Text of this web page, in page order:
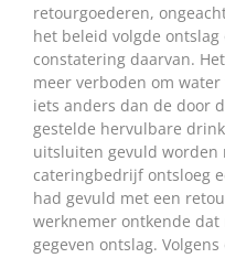
retourgoederen,
het beleid volgde
constatering daarvan.
meer verboden om
iets anders dan de door
gestelde hervulbare
uitsluiten gevuld worden
cateringbedrijf ontsloeg
had gevuld met een
werknemer ontkende
gegeven ontslag.